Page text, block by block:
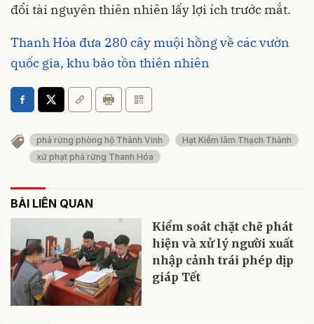
đổi tài nguyên thiên nhiên lấy lợi ích trước mắt.
Thanh Hóa đưa 280 cây muội hồng về các vườn
quốc gia, khu bảo tồn thiên nhiên
phá rừng phòng hộ Thành Vinh
Hạt Kiểm lâm Thạch Thành
xử phạt phá rừng Thanh Hóa
BÀI LIÊN QUAN
Kiểm soát chặt chẽ phát
hiện và xử lý người xuất
nhập cảnh trái phép dịp
giáp Tết